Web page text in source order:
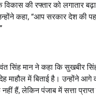
की रफ्तार को लगातार
कहा, “आप सरकार देश की
सिंह मान ने कहा कि सुखबीर
में बिताई है। उन्होंने
नहीं हैं, लेकिन पंजाब में सत्ता